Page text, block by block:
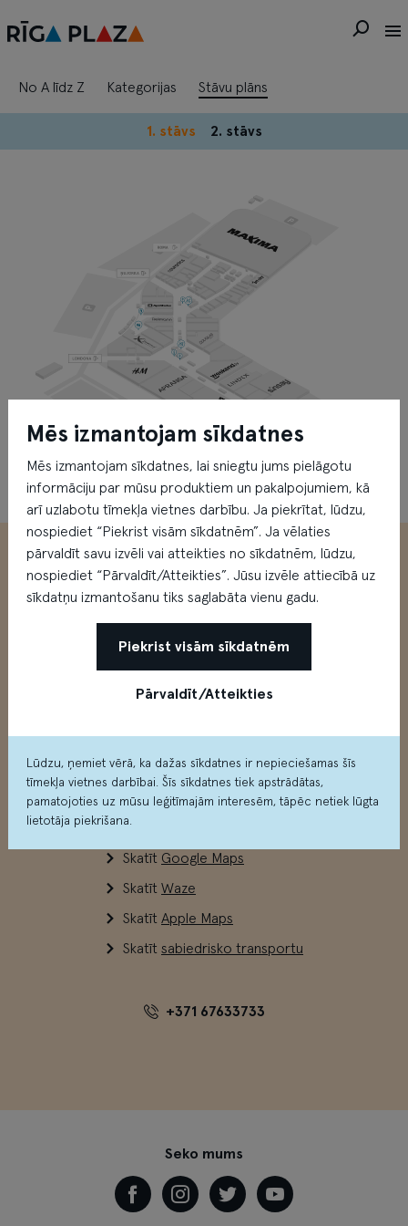
No A līdz Z Kategorijas Stāvu plāns
1. stāvs 2. stāvs
Mūkusalas ielā 71, Rīgā
Kā nokļūt?
Skatīt Google Maps
Skatīt Waze
Skatīt Apple Maps
Skatīt sabiedrisko transportu
+371 67633733
Seko mums
Mēs izmantojam sīkdatnes
Mēs izmantojam sīkdatnes, lai sniegtu jums pielāgotu
informāciju par mūsu produktiem un pakalpojumiem, kā
arī uzlabotu tīmekļa vietnes darbību. Ja piekrītat, lūdzu,
nospiediet “Piekrist visām sīkdatnēm”. Ja vēlaties
pārvaldīt savu izvēli vai atteikties no sīkdatnēm, lūdzu,
nospiediet “Pārvaldīt/Atteikties”. Jūsu izvēle attiecībā uz
sīkdatņu izmantošanu tiks saglabāta vienu gadu.
Piekrist visām sīkdatnēm
Pārvaldīt/Atteikties
Lūdzu, ņemiet vērā, ka dažas sīkdatnes ir nepieciešamas šīs
tīmekļa vietnes darbībai. Šīs sīkdatnes tiek apstrādātas,
pamatojoties uz mūsu leģitīmajām interesēm, tāpēc netiek lūgta
lietotāja piekrišana.